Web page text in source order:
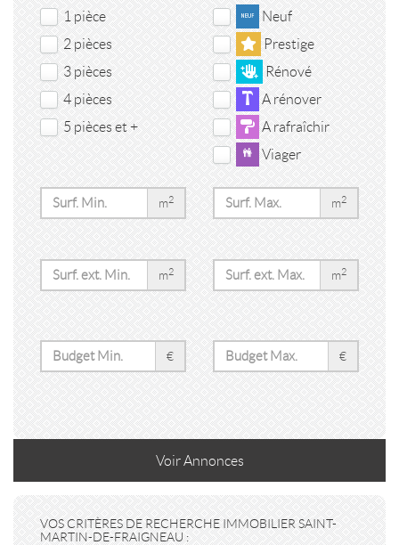
1 pièce
2 pièces
3 pièces
4 pièces
5 pièces et +
Neuf
Prestige
Rénové
A rénover
A rafraîchir
Viager
m2 m2
m2 m2
€ €
VoirAnnonces
VOS CRITÈRES DE RECHERCHE IMMOBILIER SAINT-
MARTIN-DE-FRAIGNEAU :